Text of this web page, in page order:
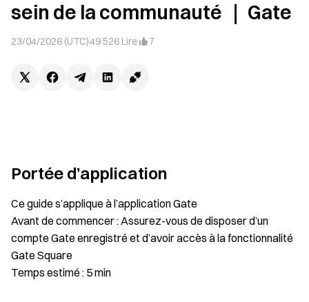
sein de la communauté ｜ Gate
23/04/2026 (UTC)49 526 Lire 7
Portée d’application
Ce guide s’applique à l’application Gate
Avant de commencer : Assurez-vous de disposer d’un
compte Gate enregistré et d’avoir accès à la fonctionnalité
Gate Square
Temps estimé : 5 min